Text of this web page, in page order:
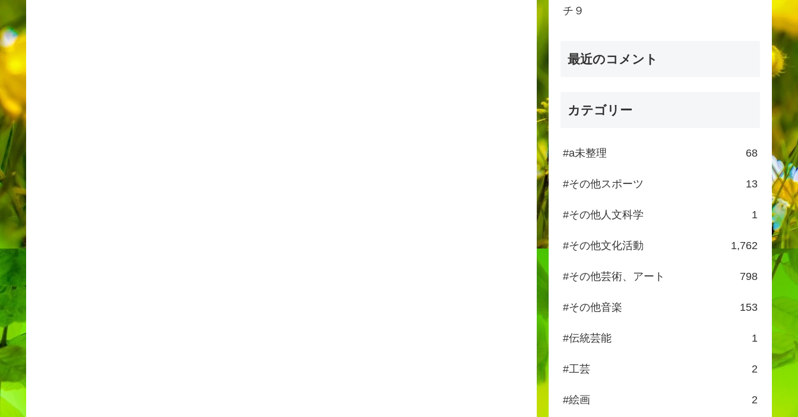
チ９
最近のコメント
カテゴリー
#a未整理 68
#その他スポーツ 13
#その他人文科学 1
#その他文化活動 1,762
#その他芸術、アート 798
#その他音楽 153
#伝統芸能 1
#工芸 2
#絵画 2